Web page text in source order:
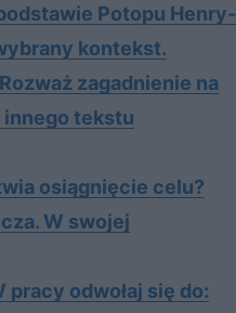
Po­to­pu Hen­ry­
kon­tekst.
zagadnienie na
innego tekstu
osiągnięcie celu?
W swojej
od­wo­łaj się do: